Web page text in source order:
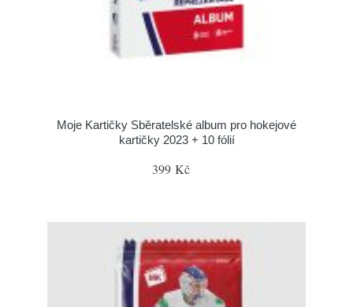
Moje Kartičky Sběratelské album pro hokejové
kartičky 2023 + 10 fólií
399 Kč